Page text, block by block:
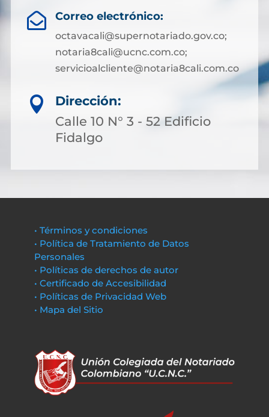
 Correo electrónico:
octavacali@supernotariado.gov.co;
notaria8cali@ucnc.com.co;
servicioalcliente@notaria8cali.com.co

Dirección:
Calle 10 N° 3 - 52 Edificio
Fidalgo
• Términos y condiciones
• Política de Tratamiento de Datos
Personales
• Políticas de derechos de autor
• Certificado de Accesibilidad
• Políticas de Privacidad Web
• Mapa del Sitio